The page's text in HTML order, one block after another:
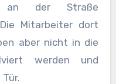
an der Straße
Mitarbeiter dort
aber nicht in die
werden und